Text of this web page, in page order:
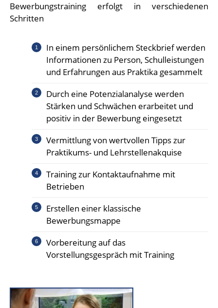
Bewerbungstraining erfolgt in verschiedenen
Schritten
In einem persönlichem Steckbrief werden
Informationen zu Person, Schulleistungen
und Erfahrungen aus Praktika gesammelt
Durch eine Potenzialanalyse werden
Stärken und Schwächen erarbeitet und
positiv in der Bewerbung eingesetzt
Vermittlung von wertvollen Tipps zur
Praktikums- und Lehrstellenakquise
Training zur Kontaktaufnahme mit
Betrieben
Erstellen einer klassische
Bewerbungsmappe
Vorbereitung auf das
Vorstellungsgespräch mit Training